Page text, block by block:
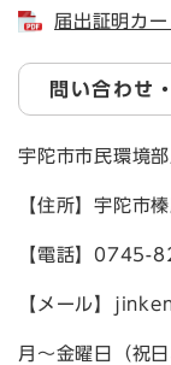
届出証明カ
問い合わせ
宇陀市市民環境
【住所】宇陀市
【電話】0745-
【メール】
月～金曜日（祝